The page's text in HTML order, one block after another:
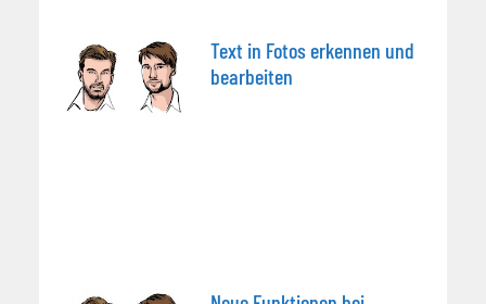
Text in Fotos erkennen und
bearbeiten